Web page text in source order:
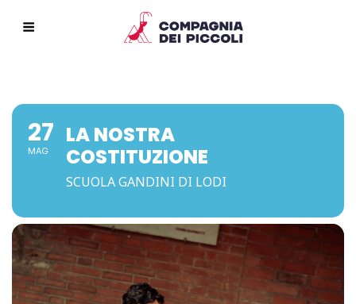
27
MAG
LA NOSTRA
COSTITUZIONE
SCUOLA GANDINI DI LODI